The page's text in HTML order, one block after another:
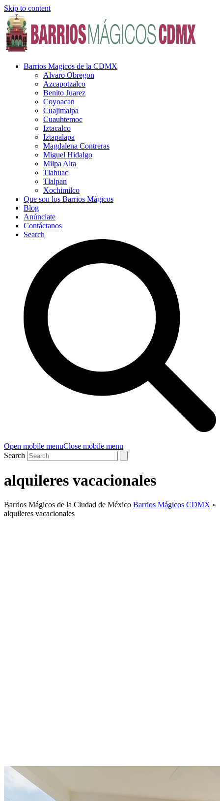
Skip to content
Barrios Magicos de la CDMX
Alvaro Obregon
Azcapotzalco
Benito Juarez
Coyoacan
Cuajimalpa
Cuauhtemoc
Iztacalco
Iztapalapa
Magdalena Contreras
Miguel Hidalgo
Milpa Alta
Tlahuac
Tlalpan
Xochimilco
Que son los Barrios Mágicos
Blog
Anúnciate
Contáctanos
Search
Open mobile menuClose mobile menu
Search
alquileres vacacionales
Barrios Mágicos de la Ciudad de México Barrios Mágicos CDMX »
alquileres vacacionales